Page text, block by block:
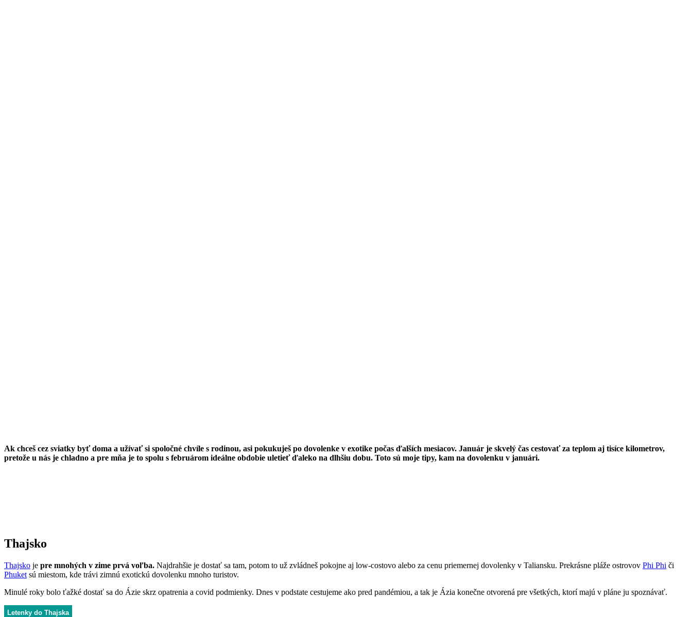
Ak chceš cez sviatky byť doma a užívať si spoločné chvíle s rodinou, asi pokukuješ po dovolenke v exotike počas ďalších mesiacov. Január je skvelý čas cestovať za teplom aj tisíce kilometrov,
pretože u nás je chladno a pre mňa je to spolu s februárom ideálne obdobie uletieť ďaleko na dlhšiu dobu. Toto sú moje tipy, kam na dovolenku v januári.
Thajsko
Thajsko je pre mnohých v zime prvá voľba. Najdrahšie je dostať sa tam, potom to už zvládneš pokojne aj low-costovo alebo za cenu priemernej dovolenky v Taliansku. Prekrásne pláže ostrovov Phi Phi či
Phuket sú miestom, kde trávi zimnú exotickú dovolenku mnoho turistov.
Minulé roky bolo ťažké dostať sa do Ázie skrz opatrenia a covid podmienky. Dnes v podstate cestujeme ako pred pandémiou, a tak je Ázia konečne otvorená pre všetkých, ktorí majú v pláne ju spoznávať.
Letenky do Thajska